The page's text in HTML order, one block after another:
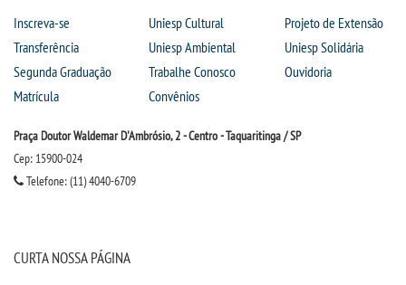
VESTIBULAR
INSCREVA-SE
SEGUNDA GRADUAÇÃO
Inscreva-se
Transferência
Segunda Graduação
Matrícula
Uniesp Cultural
Uniesp Ambiental
Trabalhe Conosco
Convênios
Projeto de Extensão
Uniesp Solidária
Ouvidoria
Praça Doutor Waldemar D'Ambrósio, 2 - Centro - Taquaritinga / SP
Cep: 15900-024
Telefone: (11) 4040-6709
CURTA NOSSA PÁGINA